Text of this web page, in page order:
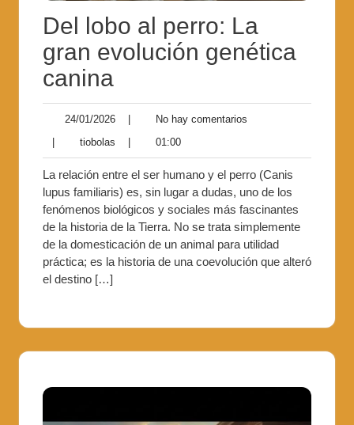
Del lobo al perro: La
gran evolución genética
canina
24/01/2026
No hay comentarios
tiobolas 01:00
La relación entre el ser humano y el perro (Canis
lupus familiaris) es, sin lugar a dudas, uno de los
fenómenos biológicos y sociales más fascinantes
de la historia de la Tierra. No se trata simplemente
de la domesticación de un animal para utilidad
práctica; es la historia de una coevolución que alteró
el destino […]